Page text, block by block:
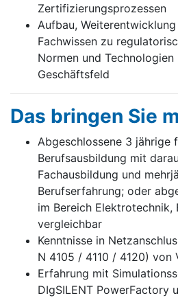
Zertifizierungsprozessen
Aufbau,
Fachwissen zu
Normen und
Geschäftsfeld
Das brin­gen Sie
Abgeschlossene 3 jährige
Berufsausbildung mit
Fachausbildung und
Berufserfahrung; oder
im Bereich Elektrotechnik,
vergleichbar
Kenntnisse in
N 4105 / 4110 / 4120) von
Erfahrung mit
DIgSILENT PowerFactory